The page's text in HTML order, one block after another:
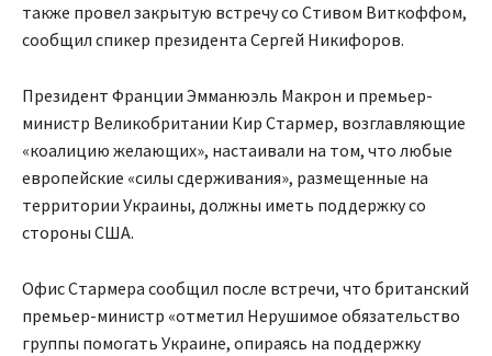
также провел закрытую встречу со Стивом Виткоффом,
сообщил спикер президента Сергей Никифоров.
Президент Франции Эмманюэль Макрон и премьер-
министр Великобритании Кир Стармер, возглавляющие
«коалицию желающих», настаивали на том, что любые
европейские «силы сдерживания», размещенные на
территории Украины, должны иметь поддержку со
стороны США.
Офис Стармера сообщил после встречи, что британский
премьер-министр «отметил Нерушимое обязательство
группы помогать Украине, опираясь на поддержку